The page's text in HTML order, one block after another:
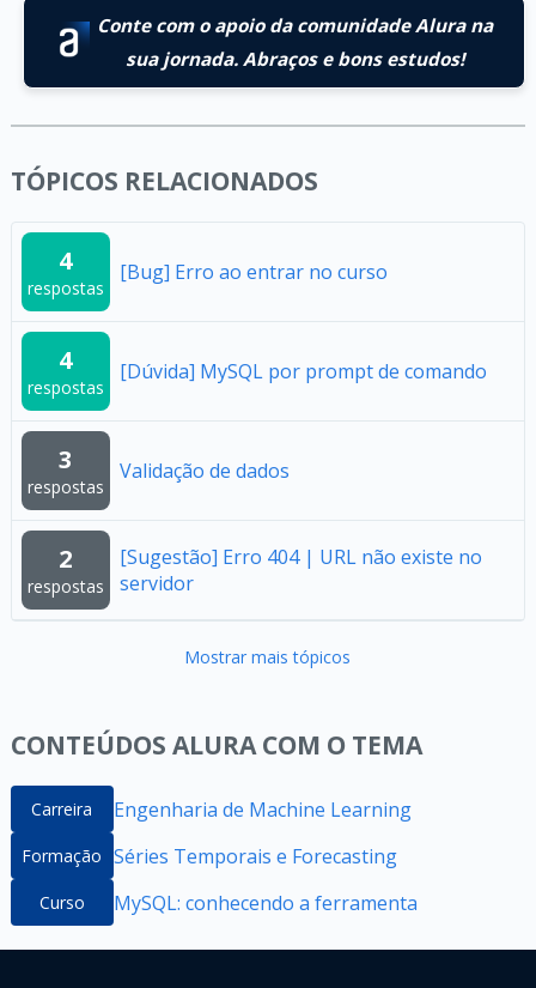
Conte com o apoio da comunidade Alura na
sua jornada. Abraços e bons estudos!
TÓPICOS RELACIONADOS
4
respostas
[Bug] Erro ao entrar no curso
4
respostas
[Dúvida] MySQL por prompt de comando
3
respostas
Validação de dados
2
respostas
[Sugestão] Erro 404 | URL não existe no
servidor
Mostrar mais tópicos
CONTEÚDOS ALURA COM O TEMA
Carreira Engenharia de Machine Learning
Formação Séries Temporais e Forecasting
Curso MySQL: conhecendo a ferramenta